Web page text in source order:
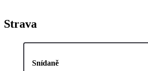
Strava
Snídaně